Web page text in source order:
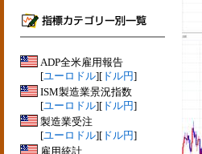
ADP全米雇用報告
[ユーロドル][ ドル円]
ISM製造業景況指数
[ユーロドル][ ドル円]
製造業受注
[ユーロドル][ ドル円]
雇用統計